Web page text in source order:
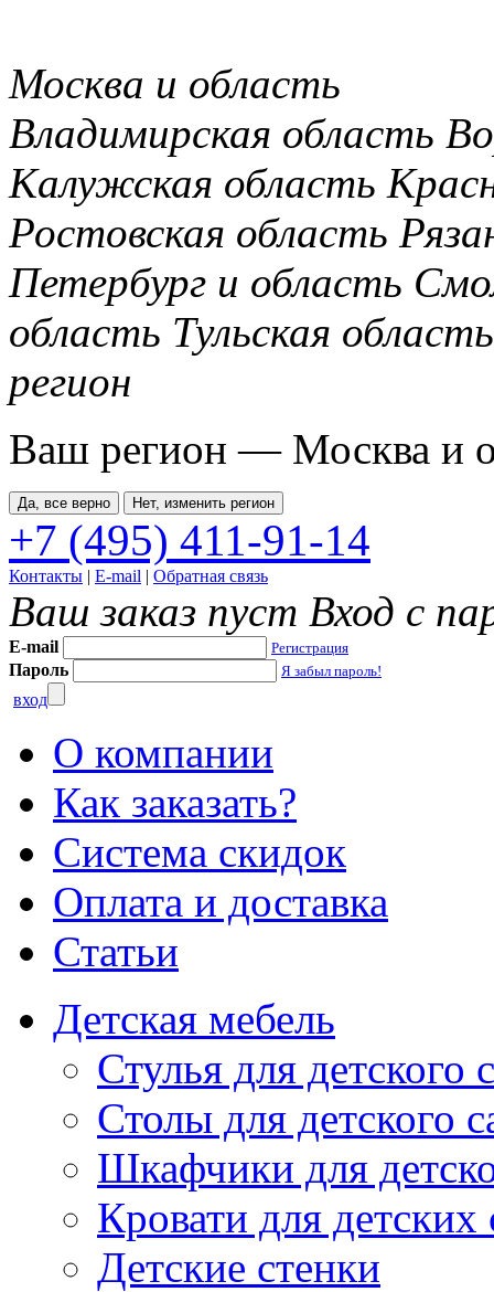
Москва и область
Владимирская область
Калужская область
Ростовская область
Петербург и область
область Тульская область
регион
Ваш регион — Москва и
Да, все верно Нет, изменить регион
+7 (495) 411-91-14
Контакты | E-mail | Обратная связь
Ваш заказ пуст Вход с
E-mail Регистрация
Пароль Я забыл пароль!
вход
О компании
Как заказать?
Система скидок
Оплата и доставка
Статьи
Детская мебель
Стулья для детского
Столы для детского
Шкафчики для
Кровати для детских
Детские стенки